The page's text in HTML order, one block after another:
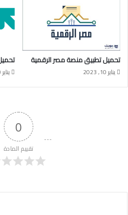
تحميل تطبيق منصة مصر الرقمية
يناير 10, 2023 يناير 10, 2023
0
تقييم المادة